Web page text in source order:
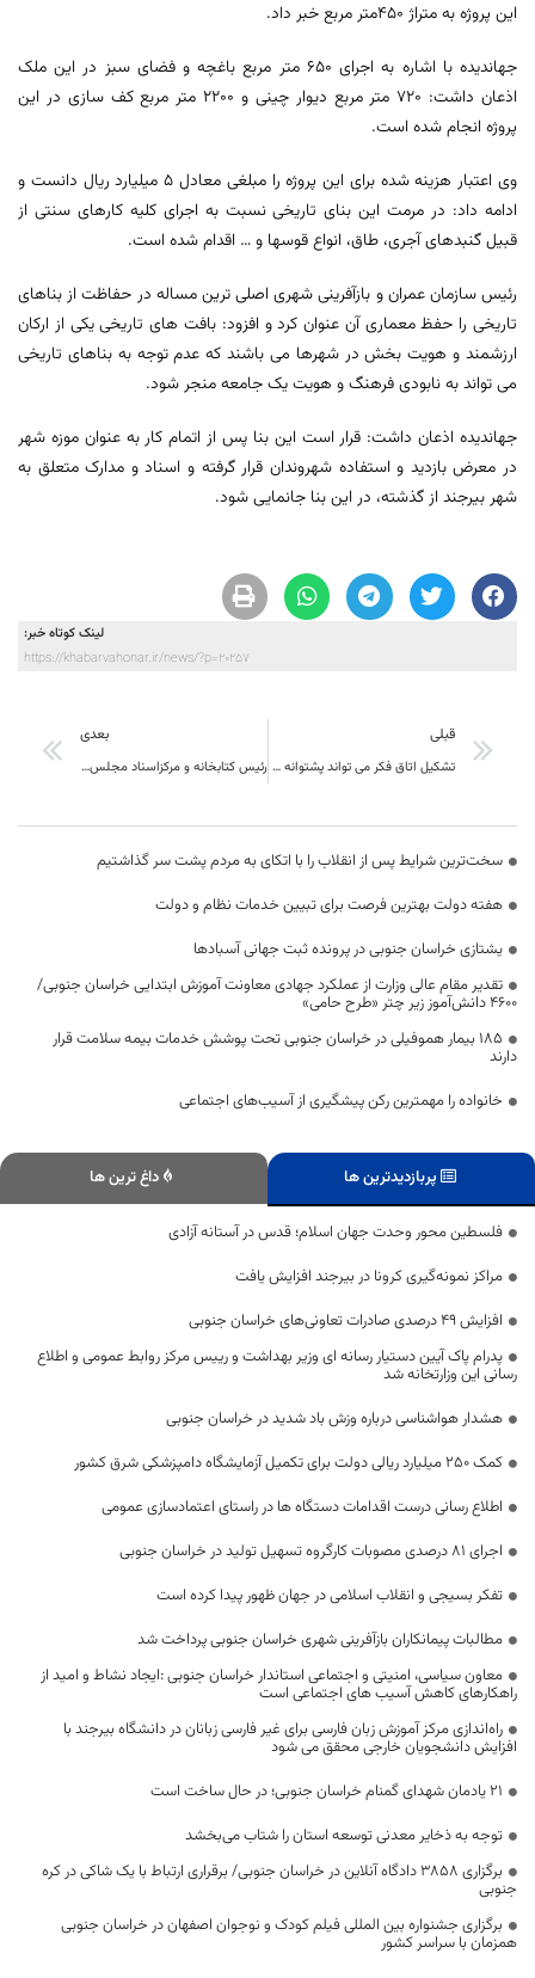
این پروژه به متراژ 450متر مربع خبر داد.
جهاندیده با اشاره به اجرای 650 متر مربع باغچه و فضای سبز در این ملک
اذعان داشت: 720 متر مربع دیوار چینی و 2200 متر مربع کف سازی در این
پروژه انجام شده است.
وی اعتبار هزینه شده برای این پروژه را مبلغی معادل 5 میلیارد ریال دانست و
ادامه داد: در مرمت این بنای تاریخی نسبت به اجرای کلیه کارهای سنتی از
قبیل گنبدهای آجری، طاق، انواع قوسها و … اقدام شده است.
رئیس سازمان عمران و بازآفرینی شهری اصلی ترین مساله در حفاظت از بناهای
تاریخی را حفظ معماری آن عنوان کرد و افزود: بافت های تاریخی یکی از ارکان
ارزشمند و هویت بخش در شهرها می باشند که عدم توجه به بناهای تاریخی
می تواند به نابودی فرهنگ و هویت یک جامعه منجر شود.
جهاندیده اذعان داشت: قرار است این بنا پس از اتمام کار به عنوان موزه شهر
در معرض بازدید و استفاده شهروندان قرار گرفته و اسناد و مدارک متعلق به
شهر بیرجند از گذشته، در این بنا جانمایی شود.
لینک کوتاه خبر:
https://khabarvahonar.ir/news/?p=20257
قبلی
تشکیل اتاق فکر می تواند پشتوانه فکری قوی برای هر دستگاه یا ارگانی باشد
بعدی
رئیس کتابخانه و مرکزاسناد مجلس شورای اسلامی از دانشگاه بیرجند بازدید کرد
سخت‌ترین شرایط پس از انقلاب را با اتکای به مردم پشت سر گذاشتیم
هفته دولت بهترین فرصت برای تبیین خدمات نظام و دولت
یشتازی خراسان جنوبی در پرونده ثبت جهانی آسبادها
تقدیر مقام عالی وزارت از عملکرد جهادی معاونت آموزش ابتدایی خراسان جنوبی/
۴۶۰۰ دانش‌آموز زیر چتر «طرح حامی»
۱۸۵ بیمار هموفیلی در خراسان جنوبی تحت پوشش خدمات بیمه سلامت قرار
دارند
خانواده را مهمترین رکن پیشگیری از آسیب‌های اجتماعی
پربازدیدترین ها داغ ترین ها
فلسطین محور وحدت جهان اسلام‌؛ قدس در آستانه آزادی
مراکز نمونه‌گیری کرونا در بیرجند افزایش یافت
افزایش ۴۹ درصدی صادرات تعاونی‌های خراسان جنوبی
پدرام پاک آیین دستیار رسانه ای وزیر بهداشت و رییس مرکز روابط عمومی و اطلاع
رسانی این وزارتخانه شد
هشدار هواشناسی درباره وزش باد شدید در خراسان جنوبی
کمک ۲۵۰ میلیارد ریالی دولت برای تکمیل آزمایشگاه دامپزشکی شرق کشور
اطلاع رسانی درست اقدامات دستگاه ها در راستای اعتمادسازی عمومی
اجرای ۸۱ درصدی مصوبات کارگروه تسهیل تولید در خراسان جنوبی
تفکر بسیجی و انقلاب اسلامی در جهان ظهور پیدا کرده است
مطالبات پیمانکاران بازآفرینی شهری خراسان جنوبی پرداخت شد
معاون سیاسی، امنیتی و اجتماعی استاندار خراسان جنوبی :ایجاد نشاط و امید از
راهکارهای کاهش آسیب های اجتماعی است
راه‌اندازی مرکز آموزش زبان فارسی برای غیر فارسی زبانان در دانشگاه بیرجند با
افزایش دانشجویان خارجی محقق می شود
۲۱ یادمان شهدای گمنام خراسان جنوبی؛ در حال ساخت است
توجه به ذخایر معدنی توسعه استان را شتاب می‌بخشد
برگزاری ۳۸۵۸ دادگاه آنلاین در خراسان جنوبی/ برقراری ارتباط با یک شاکی در کره
جنوبی
برگزاری جشنواره بین المللی فیلم کودک و نوجوان اصفهان در خراسان جنوبی
همزمان با سراسر کشور